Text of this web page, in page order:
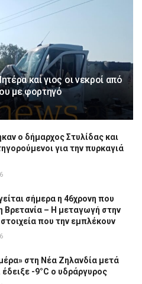
και γιος οι νεκροί από
με φορτηγό
ο δήμαρχος Στυλίδας και
για την πυρκαγιά
σήμερα η 46χρονη που
Βρετανία – Η μεταγωγή στην
που την εμπλέκουν
στη Νέα Ζηλανδία μετά
έδειξε -9°C ο υδράργυρος